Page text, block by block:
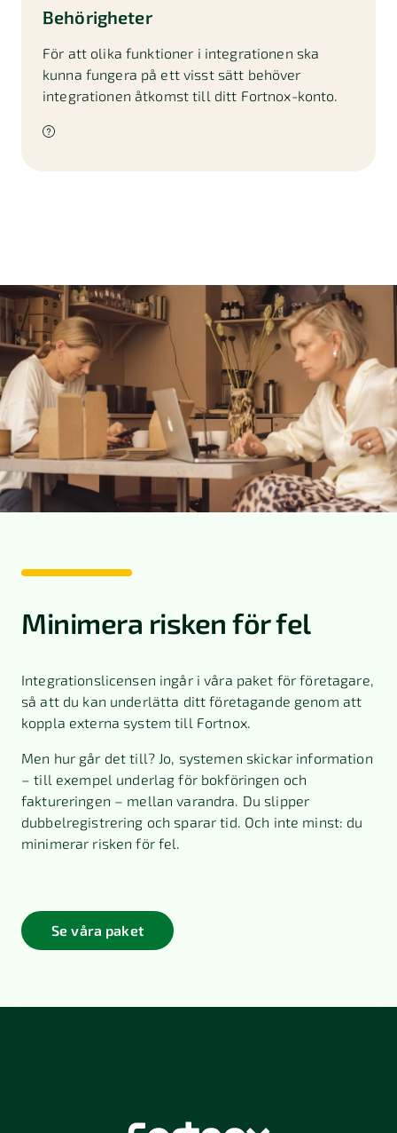
Behörigheter
För att olika funktioner i integrationen ska
kunna fungera på ett visst sätt behöver
integrationen åtkomst till ditt Fortnox-konto.
Minimera risken för fel
Integrationslicensen ingår i våra paket för företagare,
så att du kan underlätta ditt företagande genom att
koppla externa system till Fortnox.
Men hur går det till? Jo, systemen skickar information
– till exempel underlag för bokföringen och
faktureringen – mellan varandra. Du slipper
dubbelregistrering och sparar tid. Och inte minst: du
minimerar risken för fel.
Se våra paket